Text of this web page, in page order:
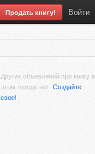
Продать книгу! Войти
Других объявлений про книгу в
этом городе нет. Создайте
свое!